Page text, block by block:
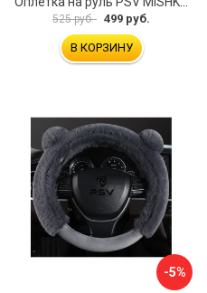
525 руб. 499 руб.
В КОРЗИНУ
-5%